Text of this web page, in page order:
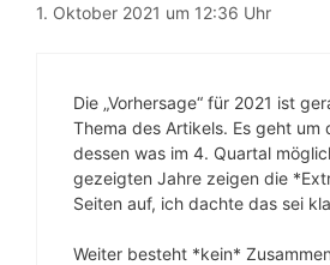
1. Oktober 2021 um 12:36 Uhr
Die „Vorhersage“ für 2021 ist
Thema des Artikels. Es geht um
dessen was im 4. Quartal
gezeigten Jahre zeigen die
Seiten auf, ich dachte das sei
Weiter besteht *kein*